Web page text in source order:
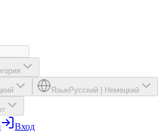
ЯзыкРусский Немецкий
Вход